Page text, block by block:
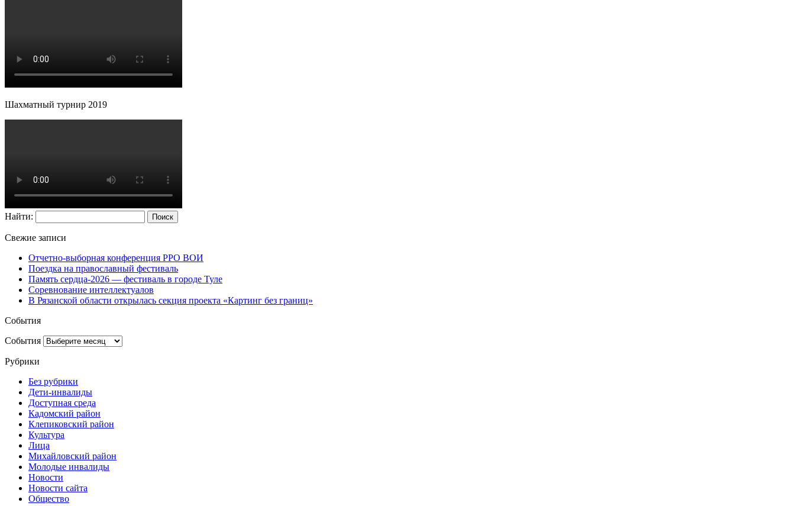
Шахматный турнир 2019
Найти:
Свежие записи
Отчетно-выборная конференция РРО ВОИ
Поездка на православный фестиваль
Память сердца-2026 — фестиваль в городе Туле
Соревнование интеллектуалов
В Рязанской области открылась секция проекта «Картинг без границ»
События
События
Рубрики
Без рубрики
Дети-инвалиды
Доступная среда
Кадомский район
Клепиковский район
Культура
Лица
Михайловский район
Молодые инвалиды
Новости
Новости сайта
Общество